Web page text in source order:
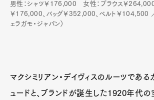
男性：シャツ￥176,000 女性：ブラウス￥264,000
￥176,000、バッグ￥352,000、ベルト￥104,500 ／
ェラガモ・ジャパン）
マクシミリアン・デイヴィスのルーツである
ュードと、ブランドが誕生した1920年代